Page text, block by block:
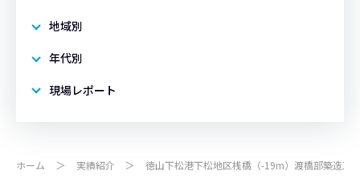
地域別
年代別
現場レポート
ホーム 実績紹介 徳山下松港下松地区桟橋（-19m）渡橋部築造工